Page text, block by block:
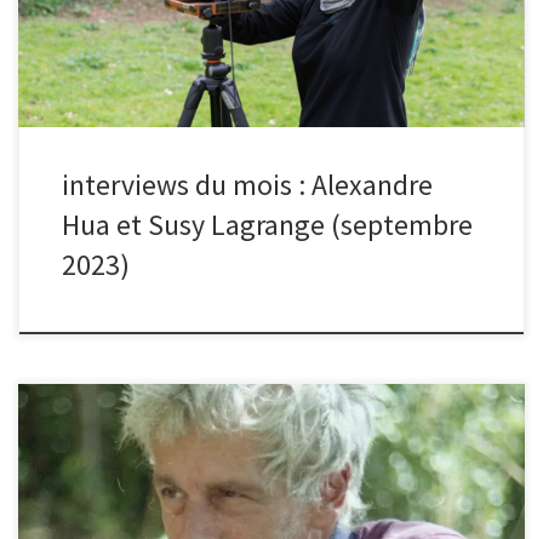
avait dans tous les accoutrements possibles : avec des chaussons,
des robes, des chapeaux, des costumes, dans des poussettes…
C’est donc tout naturellement que j’ai dédié une série consacrée
à l’humeur des chiens […]
interviews du mois : Alexandre
Hua et Susy Lagrange (septembre
2023)
bonjour Nicolas, quelle est l’histoire de ta photo sélectionnée au
mois de mai sur le thème « résistance(s) » ?Où a-t-elle été prise ?
La photo a été faite au printemps 2019 sur le quai Jemmapes
durant une manifestation des Gilets Jaunes. depuis quand fais-tu
partie du club photo ? Je suis au Photo Club depuis 2002. quel